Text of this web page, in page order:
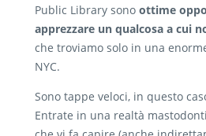
Public Library sono ottime
apprezzare un qualcosa a cui
che troviamo solo in una
NYC.
Sono tappe veloci, in questo
Entrate in una realtà